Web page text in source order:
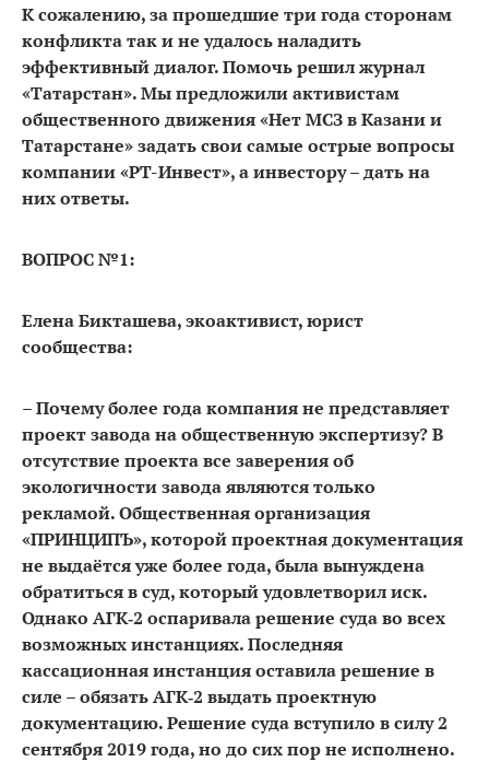
К сожалению, за прошедшие три года сторонам
конфликта так и не удалось наладить
эффективный диалог. Помочь решил журнал
«Татарстан». Мы предложили активистам
общественного движения «Нет МСЗ в Казани и
Татарстане» задать свои самые острые вопросы
компании «РТ-Инвест», а инвестору – дать на
них ответы.
ВОПРОС №1:
Елена Бикташева, экоактивист, юрист
сообщества:
– Почему более года компания не представля­ет
проект завода на обще­ственную экспертизу? В
от­сутствие проекта все заве­рения об
экологичности завода являются только
рекламой. Общественная организация
«ПРИНЦИПЪ», ко­торой проектная документация
не выдаётся уже более года, была вынуждена
обратиться в суд, ко­торый удовлетворил иск.
Однако АГК‑2 оспаривала решение суда во всех
возможных инстанци­ях. Последняя
кассационная инстанция оставила решение в
силе – обязать АГК‑2 выдать проектную
документацию. Решение суда вступило в силу 2
сентября 2019 года, но до сих пор не исполнено.